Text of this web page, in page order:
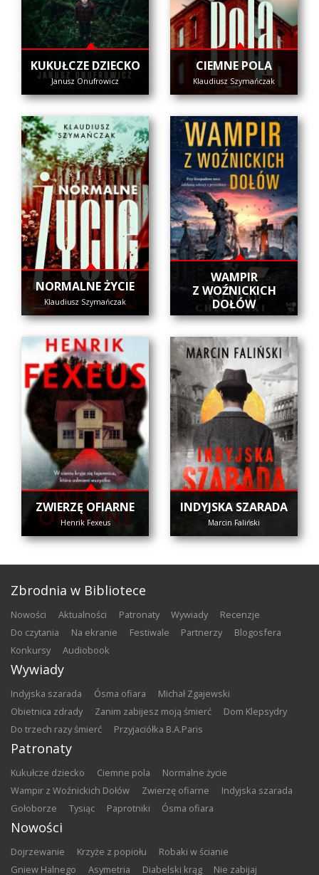
KUKUŁCZE DZIECKO
Janusz Onufrowicz
CIEMNE POLA
Klaudiusz Szymańczak
NORMALNE ŻYCIE
Klaudiusz Szymańczak
WAMPIR
Z WOŹNICKICH
DOŁÓW
ZWIERZĘ OFIARNE
Henrik Fexeus
INDYJSKA SZARADA
Marcin Faliński
Zbrodnia w Bibliotece
nowości aktualności patronaty wywiady
recenzje
do czytania
na ekranie festiwale partnerzy
blogosfera
konkursy
audiobook
Wywiady
Indyjska szarada Ósma ofiara
Michał Zgajewski
Obietnica zdrady
Zanim zabijesz moją śmierć
Dom Klepsydry
Do trzech razy śmierć
Przyjaciółka B.A.Paris
Patronaty
Kukułcze dziecko Ciemne pola
Normalne życie
Wampir z Woźnickich Dołów
Zwierzę ofiarne
Indyjska szarada
Gołoborze
Tysiąc Paprotniki Ósma ofiara
Nowości
Dojrzewanie Krzyże z popiołu
Robaki w ścianie
Gniew Halnego
Asymetria Diabelski krąg Nie zabijaj